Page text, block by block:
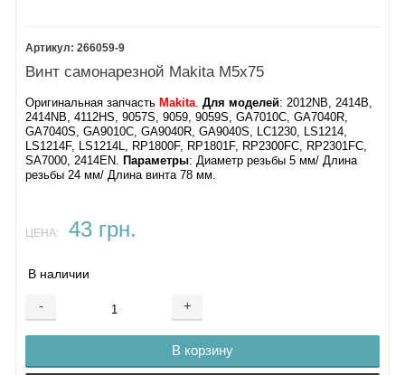
266059-9
Винт самонарезной Makita М5х75
Оригинальная запчасть Makita.Для моделей: 2012NB, 2414B,
2414NB, 4112HS, 9057S, 9059, 9059S, GA7010C, GA7040R,
GA7040S, GA9010C, GA9040R, GA9040S, LC1230, LS1214,
LS1214F, LS1214L, RP1800F, RP1801F, RP2300FC, RP2301FC,
SA7000, 2414EN. Параметры: Диаметр резьбы 5 мм/ Длина
резьбы 24 мм/ Длина винта 78 мм.
ЦЕНА: 43 грн.
В наличии
- +
В корзину